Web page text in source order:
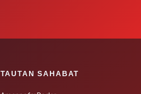
TAUTAN SAHABAT